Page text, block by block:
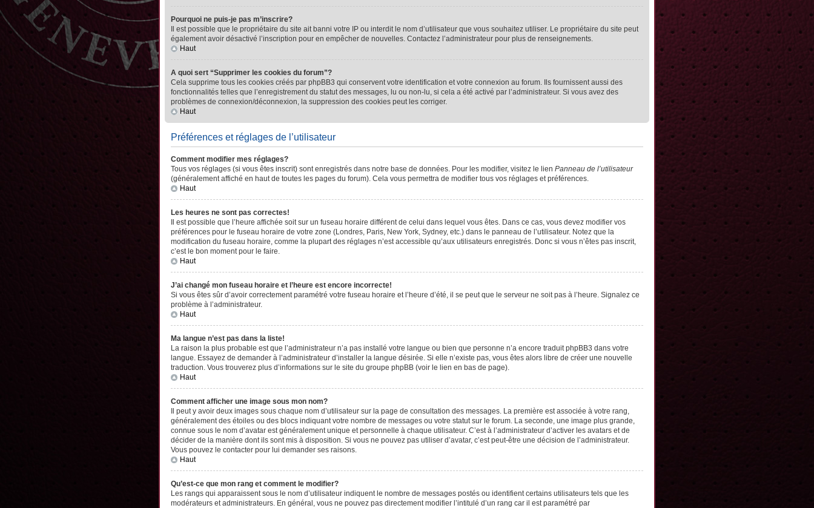
Pourquoi ne puis-je pas m’inscrire?
Il est possible que le propriétaire du site ait banni votre IP ou interdit le nom d’utilisateur que vous souhaitez utiliser. Le propriétaire du site peut
également avoir désactivé l’inscription pour en empêcher de nouvelles. Contactez l’administrateur pour plus de renseignements.
Haut
A quoi sert “Supprimer les cookies du forum”?
Cela supprime tous les cookies créés par phpBB3 qui conservent votre identification et votre connexion au forum. Ils fournissent aussi des
fonctionnalités telles que l’enregistrement du statut des messages, lu ou non-lu, si cela a été activé par l’administrateur. Si vous avez des
problèmes de connexion/déconnexion, la suppression des cookies peut les corriger.
Haut
Préférences et réglages de l’utilisateur
Comment modifier mes réglages?
Tous vos réglages (si vous êtes inscrit) sont enregistrés dans notre base de données. Pour les modifier, visitez le lien Panneau de l’utilisateur
(généralement affiché en haut de toutes les pages du forum). Cela vous permettra de modifier tous vos réglages et préférences.
Haut
Les heures ne sont pas correctes!
Il est possible que l’heure affichée soit sur un fuseau horaire différent de celui dans lequel vous êtes. Dans ce cas, vous devez modifier vos
préférences pour le fuseau horaire de votre zone (Londres, Paris, New York, Sydney, etc.) dans le panneau de l’utilisateur. Notez que la
modification du fuseau horaire, comme la plupart des réglages n’est accessible qu’aux utilisateurs enregistrés. Donc si vous n’êtes pas inscrit,
c’est le bon moment pour le faire.
Haut
J’ai changé mon fuseau horaire et l’heure est encore incorrecte!
Si vous êtes sûr d’avoir correctement paramétré votre fuseau horaire et l’heure d’été, il se peut que le serveur ne soit pas à l’heure. Signalez ce
problème à l’administrateur.
Haut
Ma langue n’est pas dans la liste!
La raison la plus probable est que l’administrateur n’a pas installé votre langue ou bien que personne n’a encore traduit phpBB3 dans votre
langue. Essayez de demander à l’administrateur d’installer la langue désirée. Si elle n’existe pas, vous êtes alors libre de créer une nouvelle
traduction. Vous trouverez plus d’informations sur le site du groupe phpBB (voir le lien en bas de page).
Haut
Comment afficher une image sous mon nom?
Il peut y avoir deux images sous chaque nom d’utilisateur sur la page de consultation des messages. La première est associée à votre rang,
généralement des étoiles ou des blocs indiquant votre nombre de messages ou votre statut sur le forum. La seconde, une image plus grande,
connue sous le nom d’avatar est généralement unique et personnelle à chaque utilisateur. C’est à l’administrateur d’activer les avatars et de
décider de la manière dont ils sont mis à disposition. Si vous ne pouvez pas utiliser d’avatar, c’est peut-être une décision de l’administrateur.
Vous pouvez le contacter pour lui demander ses raisons.
Haut
Qu’est-ce que mon rang et comment le modifier?
Les rangs qui apparaissent sous le nom d’utilisateur indiquent le nombre de messages postés ou identifient certains utilisateurs tels que les
modérateurs et administrateurs. En général, vous ne pouvez pas directement modifier l’intitulé d’un rang car il est paramétré par